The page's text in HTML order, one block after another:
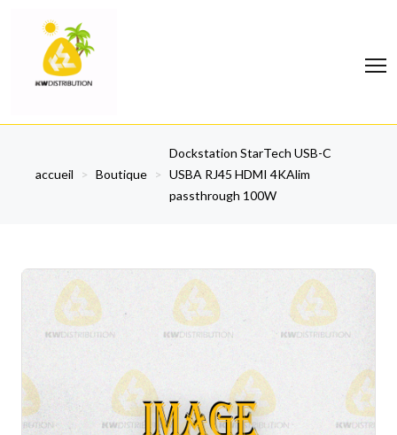
accueil > Boutique >
Dockstation StarTech USB-C
USBA RJ45 HDMI 4KAlim
passthrough 100W